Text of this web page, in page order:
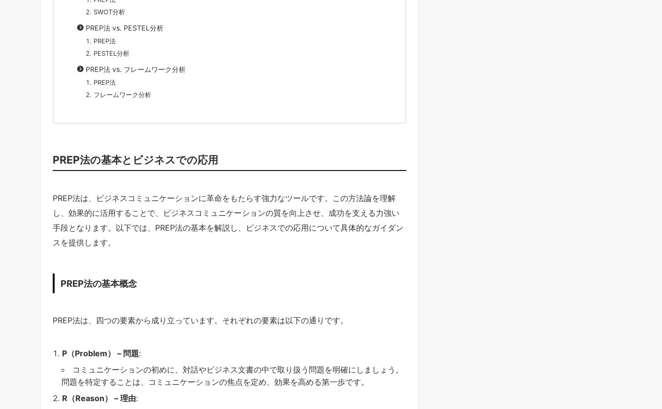
SWOT分析
PREP法 vs. PESTEL分析
PREP法
PESTEL分析
PREP法 vs. フレームワーク分析
PREP法
フレームワーク分析
PREP法の基本とビジネスでの応用
PREP法は、ビジネスコミュニケーションに革命をもたらす強力なツールです。この方法論を理解
し、効果的に活用することで、ビジネスコミュニケーションの質を向上させ、成功を支える力強い
手段となります。以下では、PREP法の基本を解説し、ビジネスでの応用について具体的なガイダン
スを提供します。
PREP法の基本概念
PREP法は、四つの要素から成り立っています。それぞれの要素は以下の通りです。
P（Problem） – 問題:
コミュニケーションの初めに、対話やビジネス文書の中で取り扱う問題を明確にしましょう。
問題を特定することは、コミュニケーションの焦点を定め、効果を高める第一歩です。
R（Reason） – 理由: